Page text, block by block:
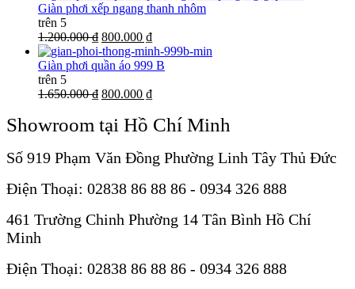
Giàn phơi xếp ngang thanh nhôm
trên 5
1.200.000 ₫ 800.000 ₫
Giàn phơi quần áo 999 B
trên 5
1.650.000 ₫ 800.000 ₫
Showroom tại Hồ Chí Minh
Số 919 Phạm Văn Đồng Phường Linh Tây Thủ Đức
Điện Thoại: 02838 86 88 86 - 0934 326 888
461 Trường Chinh Phường 14 Tân Bình Hồ Chí
Minh
Điện Thoại: 02838 86 88 86 - 0934 326 888